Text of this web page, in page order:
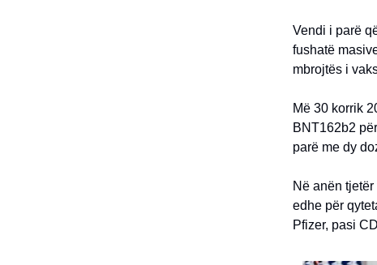
Vendi i parë
fushatë
mbrojtës i
Më 30 korrik
BNT162b2
parë me dy
Në anën
edhe për
Pfizer, pasi